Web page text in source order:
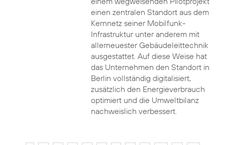
einen zentralen Standort aus dem
Kernnetz seiner Mobilfunk-
Infrastruktur unter anderem mit
allerneuester Gebäudeleittechnik
ausgestattet. Auf diese Weise hat
das Unternehmen den Standort in
Berlin vollständig digitalisiert,
zusätzlich den Energieverbrauch
optimiert und die Umweltbilanz
nachweislich verbessert.